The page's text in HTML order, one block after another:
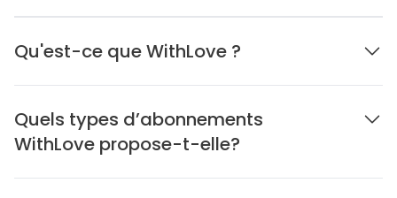
Qu'est-ce que WithLove ?
Quels types d’abonnements
WithLove propose-t-elle?